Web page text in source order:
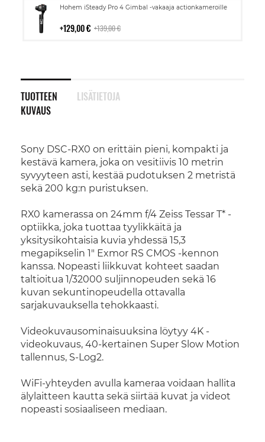
Hohem iSteady Pro 4 Gimbal -vakaaja actionkameroille
129,00 € 139,00 €
Lisää
TUOTTEEN
KUVAUS
Sony DSC-RX0 on erittäin pieni, kompakti ja
kestävä kamera, joka on vesitiivis 10 metrin
syvyyteen asti, kestää pudotuksen 2 metristä
sekä 200 kg:n puristuksen.
RX0 kamerassa on 24mm f/4 Zeiss Tessar T* -
optiikka, joka tuottaa tyylikkäitä ja
yksitysikohtaisia kuvia yhdessä 15,3
megapikselin 1" Exmor RS CMOS -kennon
kanssa. Nopeasti liikkuvat kohteet saadan
taltioitua 1/32000 suljinnopeuden sekä 16
kuvan sekuntinopeudella ottavalla
sarjakuvauksella tehokkaasti.
Videokuvausominaisuuksina löytyy 4K -
videokuvaus, 40-kertainen Super Slow Motion
tallennus, S-Log2.
WiFi-yhteyden avulla kameraa voidaan hallita
älylaitteen kautta sekä siirtää kuvat ja videot
nopeasti sosiaaliseen mediaan.
LISÄTIETOJA